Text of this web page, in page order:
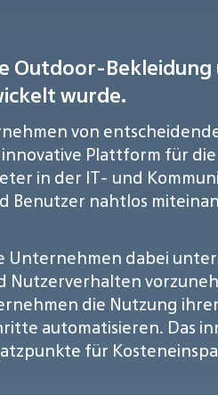
Outdoor-
wurde.
von
Plattform für
in der IT- und
nahtlos
dabei
Nutzerverhalten
die Nutzung
automatisieren. Das
für